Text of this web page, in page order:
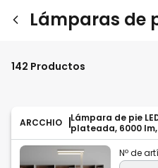
Lámparas de
ARCCHIO
Lámpara de pie
plateada, 6000
Nº de
142 Productos